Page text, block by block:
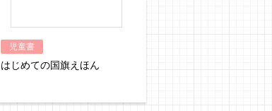
児童書
はじめての国旗えほん